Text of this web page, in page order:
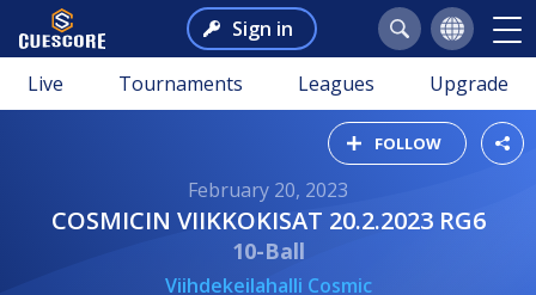
Sign in
Live Tournaments Leagues Upgrade
FOLLOW
February 20, 2023
COSMICIN VIIKKOKISAT 20.2.2023 RG6
10-Ball
Viihdekeilahalli Cosmic